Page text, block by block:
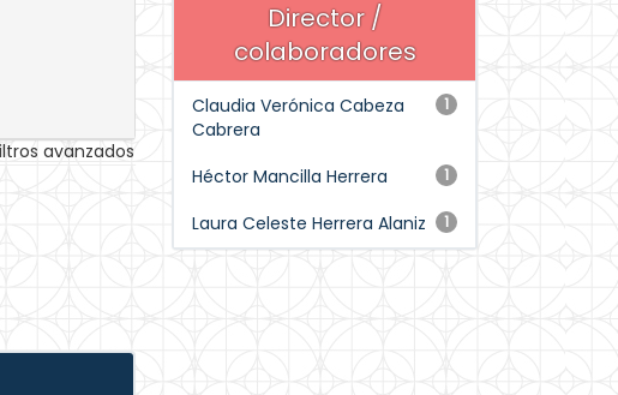
avanzados
Director /
colaboradores
1
Claudia Verónica Cabeza
Cabrera
1
Héctor Mancilla Herrera
1
Laura Celeste Herrera Alaniz